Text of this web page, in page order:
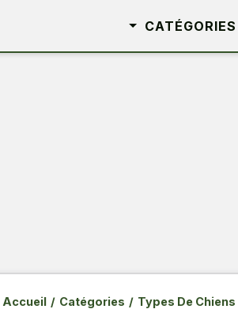
CATÉGORIES
Accueil / Catégories / Types De Chiens